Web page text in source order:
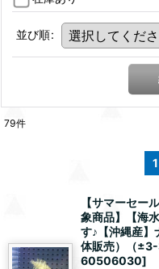
並び順:
79件
1
【サマーセー
象商品】【海
す♪【沖縄産
体販売）（
60506030]